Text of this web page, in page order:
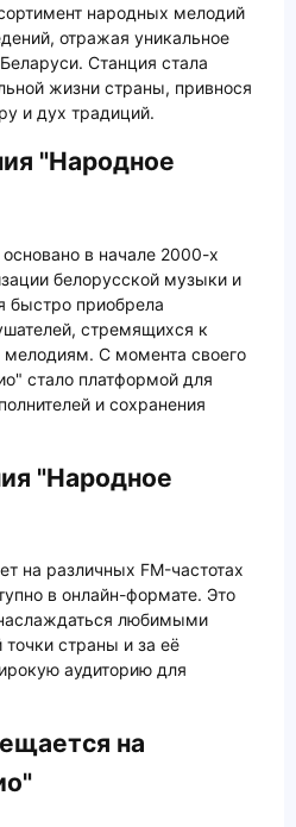
народных мелодий
отражая уникальное
Станция стала
жизни страны, привнося
и дух традиций.
"Народное
в начале 2000-х
белорусской музыки и
быстро приобрела
стремящихся к
С момента своего
стало платформой для
и сохранения
"Народное
на различных FM-частотах
в онлайн-формате. Это
любимыми
страны и за её
аудиторию для
на